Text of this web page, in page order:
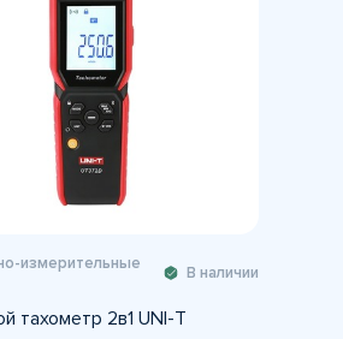
измерительные
В наличии
тахометр 2в1 UNI-T